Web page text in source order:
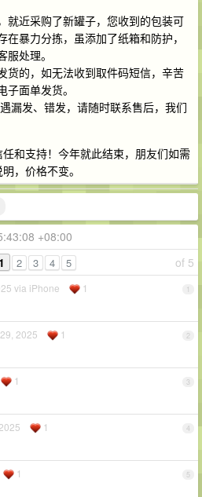
就近采购了新罐子，您收到的包装可
暴力分拣，虽添加了纸箱和防护，
处理。
货的，如无法收到取件码短信，辛苦
面单发货。
漏发、错发，请随时联系售后，我们
和支持！今年就此结束，朋友们如需
，价格不变。
+08:00
of 5
1 2 3 4 5
1
via iPhone 1
2
2025 1
3
1
4
1
5
1